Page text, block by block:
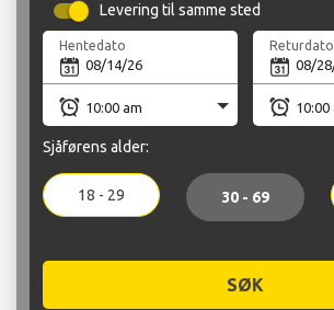
Levering til samme sted
Hentedato Returdato
Sjåførens alder:
18 - 29 30 - 69
SØK